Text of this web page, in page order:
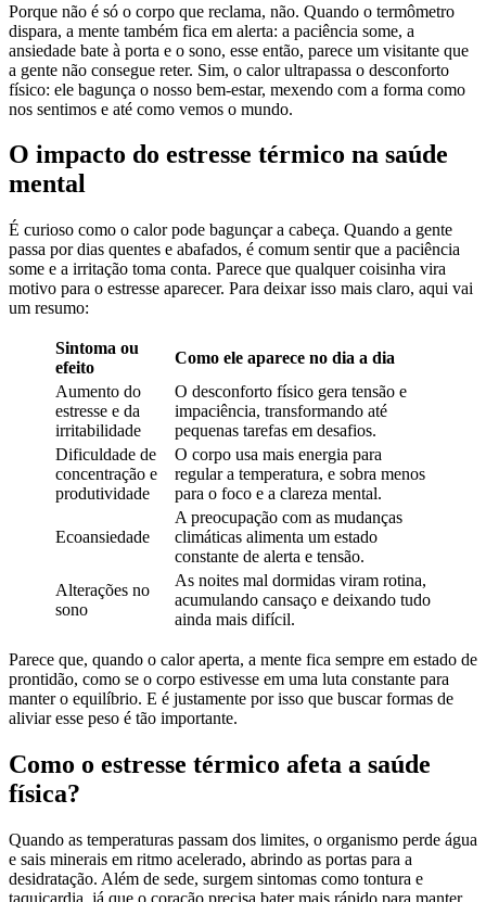
Porque não é só o corpo que reclama, não. Quando o termômetro
dispara, a mente também fica em alerta: a paciência some, a
ansiedade bate à porta e o sono, esse então, parece um visitante que
a gente não consegue reter. Sim, o calor ultrapassa o desconforto
físico: ele bagunça o nosso bem-estar, mexendo com a forma como
nos sentimos e até como vemos o mundo.
O impacto do estresse térmico na saúde
mental
É curioso como o calor pode bagunçar a cabeça. Quando a gente
passa por dias quentes e abafados, é comum sentir que a paciência
some e a irritação toma conta. Parece que qualquer coisinha vira
motivo para o estresse aparecer. Para deixar isso mais claro, aqui vai
um resumo:
Sintoma ou
efeito
Como ele aparece no dia a dia
Aumento do
estresse e da
irritabilidade
O desconforto físico gera tensão e
impaciência, transformando até
pequenas tarefas em desafios.
Dificuldade de
concentração e
produtividade
O corpo usa mais energia para
regular a temperatura, e sobra menos
para o foco e a clareza mental.
Ecoansiedade
A preocupação com as mudanças
climáticas alimenta um estado
constante de alerta e tensão.
Alterações no
sono
As noites mal dormidas viram rotina,
acumulando cansaço e deixando tudo
ainda mais difícil.
Parece que, quando o calor aperta, a mente fica sempre em estado de
prontidão, como se o corpo estivesse em uma luta constante para
manter o equilíbrio. E é justamente por isso que buscar formas de
aliviar esse peso é tão importante.
Como o estresse térmico afeta a saúde
física?
Quando as temperaturas passam dos limites, o organismo perde água
e sais minerais em ritmo acelerado, abrindo as portas para a
desidratação. Além de sede, surgem sintomas como tontura e